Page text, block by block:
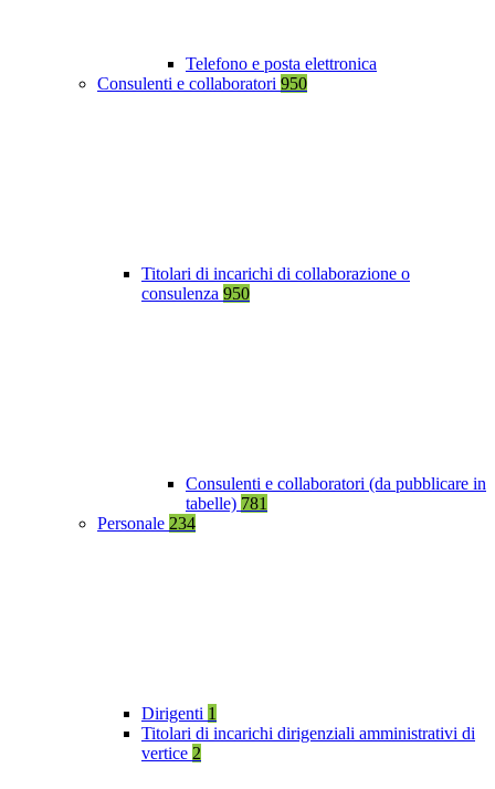
Telefono e posta elettronica
Consulenti e collaboratori 950
Titolari di incarichi di collaborazione o
consulenza 950
Consulenti e collaboratori (da pubblicare in
tabelle) 781
Personale 234
Dirigenti 1
Titolari di incarichi dirigenziali amministrativi di
vertice 2